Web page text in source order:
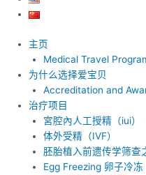
主页
Medical Travel
为什么选择爱宝贝
Accreditation and
治疗项目
宮腔內人工授精（iui）
体外受精（IVF）
胚胎植入前遗传学筛查
Egg Freezing 卵子冷冻